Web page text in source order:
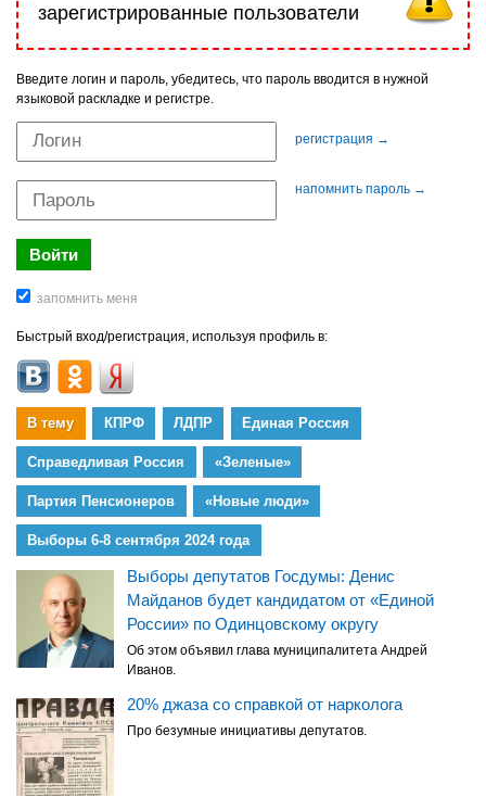
зарегистрированные пользователи
Введите логин и пароль, убедитесь, что пароль вводится в нужной
языковой раскладке и регистре.
регистрация →
напомнить пароль →
Быстрый вход/регистрация, используя профиль в:
В тему КПРФ ЛДПР Единая Россия
Справедливая Россия «Зеленые»
Партия Пенсионеров «Новые люди»
Выборы 6-8 сентября 2024 года
Выборы депутатов Госдумы: Денис
Майданов будет кандидатом от «Единой
России» по Одинцовскому округу
Об этом объявил глава муниципалитета Андрей
Иванов.
20% джаза со справкой от нарколога
Про безумные инициативы депутатов.